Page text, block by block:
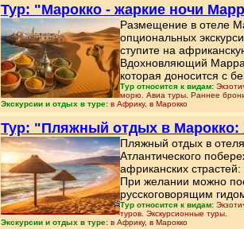
Тур: "Марокко - жаркие ночи
Размещение в отеле
опциональных
ступите на
Вдохновляющий
которая доносится с
Тур относится к видам:
морю. Авиа туры. Раннее
Экскурсии и отдых в туре: в Африку, в Марокко
Тур: "Пляжный отдых в Марокко:
Пляжный отдых в
Атлантического
африканских
При желании можно
русскоговорящим
Тур относится к видам:
туров. Экскурсионные туры.
Экскурсии и отдых в туре: в Африку, в Марокко